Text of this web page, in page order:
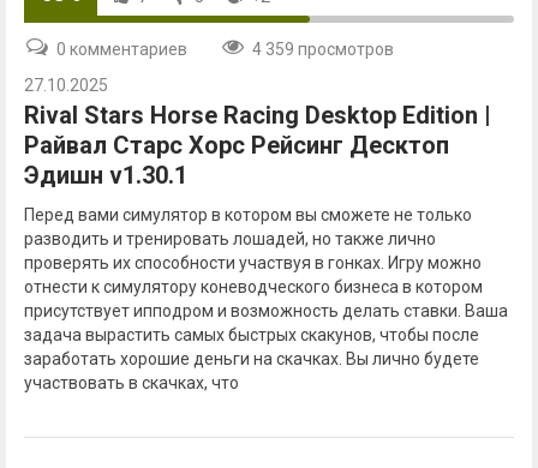
0 комментариев
4 359 просмотров
27.10.2025
Rival Stars Horse Racing Desktop Edition |
Райвал Старс Хорс Рейсинг Десктоп
Эдишн v1.30.1
Перед вами симулятор в котором вы сможете не только
разводить и тренировать лошадей, но также лично
проверять их способности участвуя в гонках. Игру можно
отнести к симулятору коневодческого бизнеса в котором
присутствует ипподром и возможность делать ставки. Ваша
задача вырастить самых быстрых скакунов, чтобы после
заработать хорошие деньги на скачках. Вы лично будете
участвовать в скачках, что